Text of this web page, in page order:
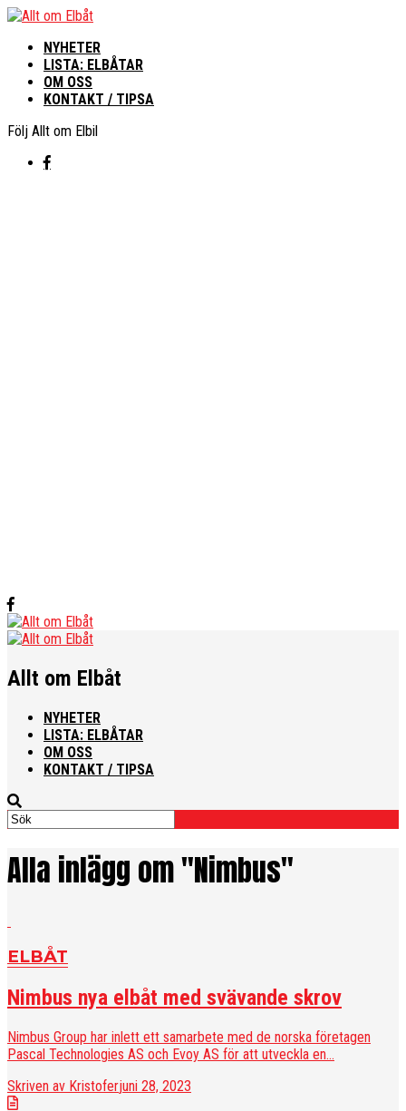
NYHETER
LISTA: ELBÅTAR
OM OSS
KONTAKT / TIPSA
Följ Allt om Elbil
Allt om Elbåt
NYHETER
LISTA: ELBÅTAR
OM OSS
KONTAKT / TIPSA
Alla inlägg om "Nimbus"
ELBÅT
Nimbus nya elbåt med svävande skrov
Nimbus Group har inlett ett samarbete med de norska företagen
Pascal Technologies AS och Evoy AS för att utveckla en...
Skriven av Kristoferjuni 28, 2023